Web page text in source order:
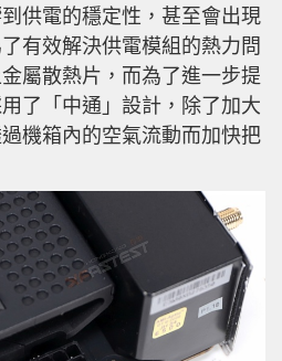
供電的穩定性，甚至會出現
有效解決供電模組的熱力問
屬散熱片，而為了進一步提
了「中通」設計，除了加大
機箱內的空氣流動而加快把